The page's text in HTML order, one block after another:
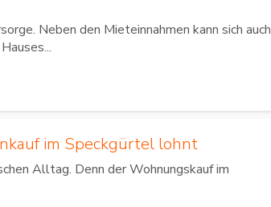
Neben den Mieteinnahmen kann sich auch
im Speckgürtel lohnt
Alltag. Denn der Wohnungskauf im